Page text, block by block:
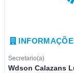
Secretario(a)
Wdson Calazans